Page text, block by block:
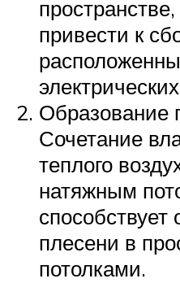
привести к
Образование
Сочетание
теплого
натяжным
плесени в
потолками.